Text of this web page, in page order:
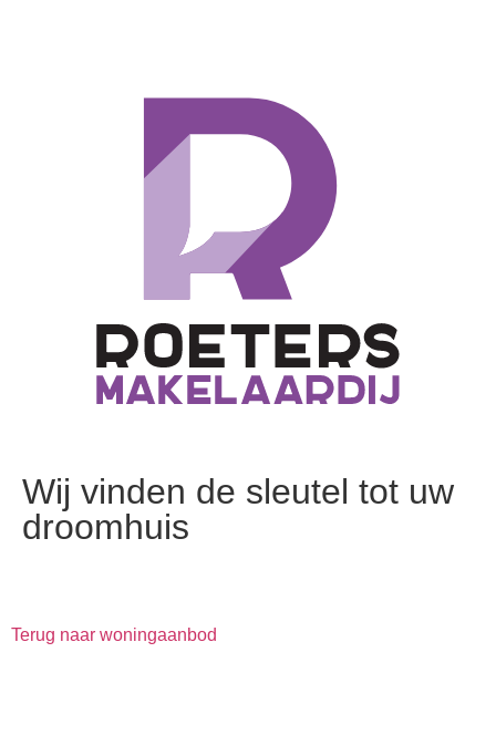
Wij vinden de sleutel tot uw
droomhuis
Terug naar woningaanbod